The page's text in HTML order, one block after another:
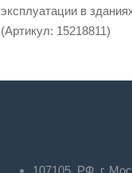
эксплуатации в
(Артикул: 15218811)
107105, РФ, г.